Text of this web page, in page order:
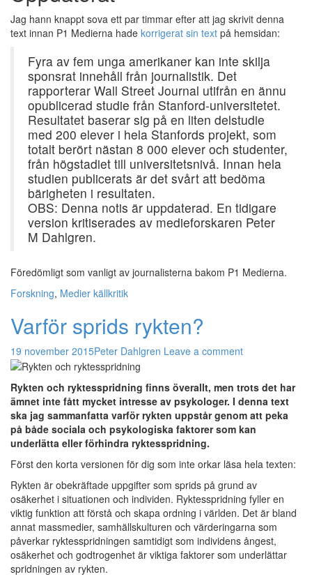
Jag hann knappt sova ett par timmar efter att jag skrivit denna
text innan P1 Medierna hade korrigerat sin text på hemsidan:
Fyra av fem unga amerikaner kan inte skilja
sponsrat innehåll från journalistik. Det
rapporterar Wall Street Journal utifrån en ännu
opublicerad studie från Stanford-universitetet.
Resultatet baserar sig på en liten delstudie
med 200 elever i hela Stanfords projekt, som
totalt berört nästan 8 000 elever och studenter,
från högstadiet till universitetsnivå. Innan hela
studien publicerats är det svårt att bedöma
bärigheten i resultaten.
OBS: Denna notis är uppdaterad. En tidigare
version kritiserades av medieforskaren Peter
M Dahlgren.
Föredömligt som vanligt av journalisterna bakom P1 Medierna.
Forskning, Medier källkritik
Varför sprids rykten?
19 november 2015Peter Dahlgren Leave a comment
Rykten och ryktesspridning finns överallt, men trots det har
ämnet inte fått mycket intresse av psykologer. I denna text
ska jag sammanfatta varför rykten uppstår genom att peka
på både sociala och psykologiska faktorer som kan
underlätta eller förhindra ryktesspridning.
Först den korta versionen för dig som inte orkar läsa hela texten:
Rykten är obekräftade uppgifter som sprids på grund av
osäkerhet i situationen och individen. Ryktesspridning fyller en
viktig funktion att förstå och skapa ordning i världen. Det är bland
annat massmedier, samhällskulturen och värderingarna som
påverkar ryktesspridningen samtidigt som individens ångest,
osäkerhet och godtrogenhet är viktiga faktorer som underlättar
spridningen av rykten.